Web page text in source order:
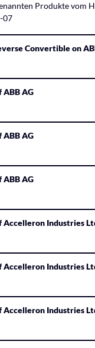
Produkte vom
07
Convertible on
ABB AG
ABB AG
ABB AG
Accelleron Industries
Accelleron Industries
Accelleron Industries